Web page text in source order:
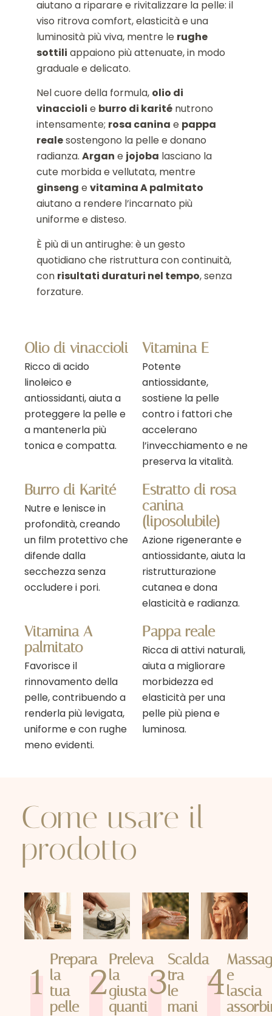
aiutano a riparare e rivitalizzare la pelle: il
viso ritrova comfort, elasticità e una
luminosità più viva, mentre le rughe
sottili appaiono più attenuate, in modo
graduale e delicato.
Nel cuore della formula, olio di
vinaccioli e burro di karité nutrono
intensamente; rosa canina e pappa
realesostengono la pelle e donano
radianza. Argan e jojoba lasciano la
cute morbida e vellutata, mentre
ginseng evitamina A palmitato
aiutano a rendere l’incarnato più
uniforme e disteso.
È più di un antirughe: è un gesto
quotidiano che ristruttura con continuità,
con risultati duraturi nel tempo, senza
forzature.
Olio di vinaccioli
Ricco di acido
linoleico e
antiossidanti, aiuta a
proteggere la pelle e
a mantenerla più
tonica e compatta.
Vitamina E
Potente
antiossidante,
sostiene la pelle
contro i fattori che
accelerano
l’invecchiamento e ne
preserva la vitalità.
Burro di Karité
Nutre e lenisce in
profondità, creando
un film protettivo che
difende dalla
secchezza senza
occludere i pori.
Estratto di rosa
canina
(liposolubile)
Azione rigenerante e
antiossidante, aiuta la
ristrutturazione
cutanea e dona
elasticità e radianza.
Vitamina A
palmitato
Favorisce il
rinnovamento della
pelle, contribuendo a
renderla più levigata,
uniforme e con rughe
meno evidenti.
Pappa reale
Ricca di attivi naturali,
aiuta a migliorare
morbidezza ed
elasticità per una
pelle più piena e
luminosa.
Come usare il
prodotto
1
Prepara
la
tua
pelle
2
Preleva
la
giusta
quantità
3
Scalda
tra
le
mani
4e
lascia